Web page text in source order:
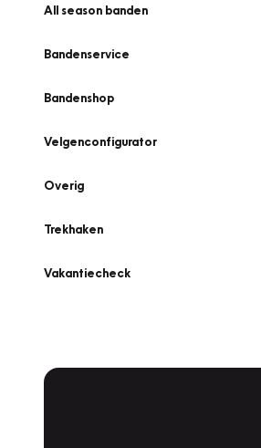
All season banden
Bandenservice
Bandenshop
Velgenconfigurator
Overig
Trekhaken
Vakantiecheck